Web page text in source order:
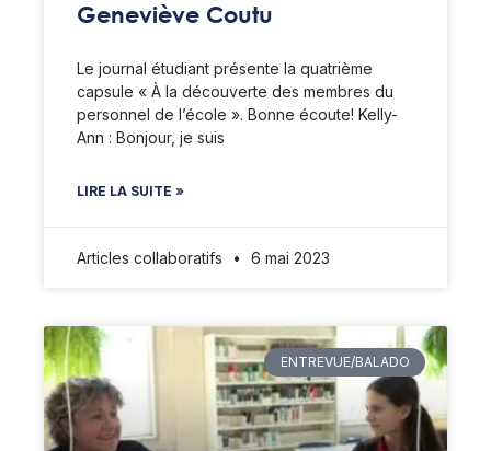
Geneviève Coutu
Le journal étudiant présente la quatrième
capsule « À la découverte des membres du
personnel de l’école ». Bonne écoute! Kelly-
Ann : Bonjour, je suis
LIRE LA SUITE »
Articles collaboratifs 6 mai 2023
ENTREVUE/BALADO